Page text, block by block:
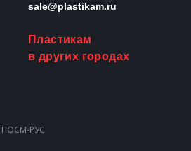
sale@plastikam.ru
Пластикам
в других городах
ПОСМ-РУС